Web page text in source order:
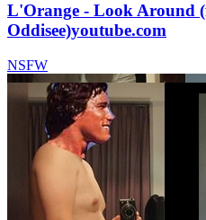
L'Orange - Look Around
Oddisee)youtube.com
NSFW